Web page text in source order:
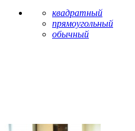
квадратный
прямоугольный
обычный